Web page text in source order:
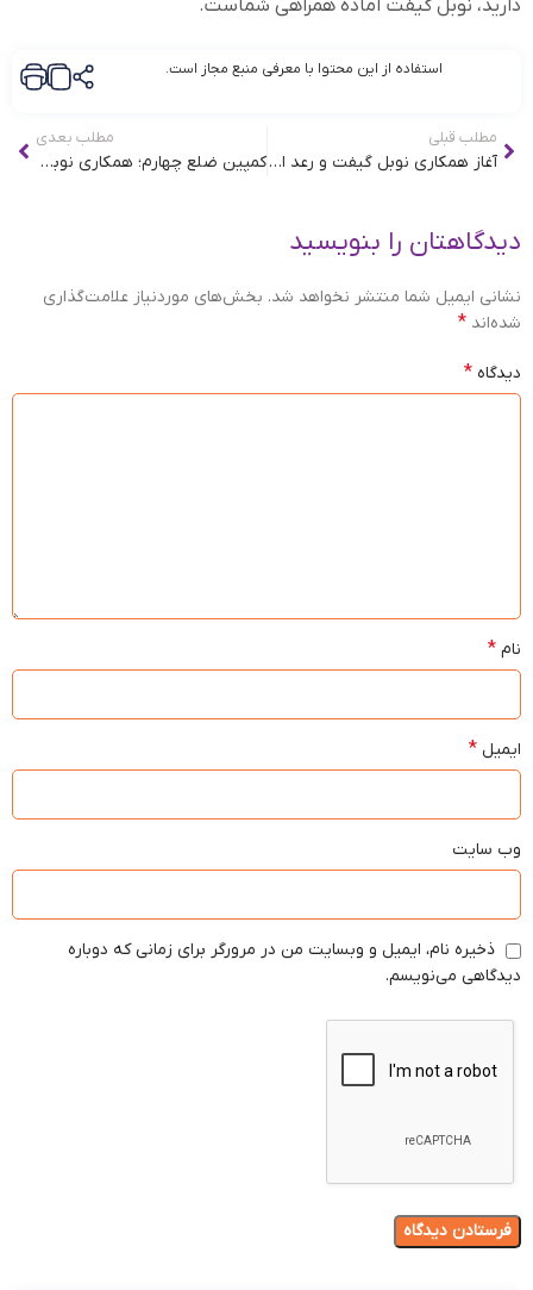
دارید، نوبل گیفت آماده همراهی شماست.
استفاده از این محتوا با معرفی منبع مجاز است.
مطلب قبلی
آغاز همکاری نوبل گیفت و رعد الغدیر در توسعه صنایع دستی توانیابان
مطلب بعدی
کمپین ضلع چهارم؛ همکاری نوبل گیفت، موسسه نیکوکاری رعد الغدیر و توان‌یابان
دیدگاهتان را بنویسید
نشانی ایمیل شما منتشر نخواهد شد. بخش‌های موردنیاز علامت‌گذاری
شده‌اند *
دیدگاه *
نام *
ایمیل *
وب‌ سایت
ذخیره نام، ایمیل و وبسایت من در مرورگر برای زمانی که دوباره
دیدگاهی می‌نویسم.